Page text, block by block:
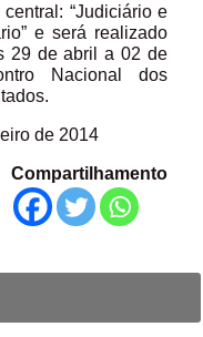
“Judiciário e
e será realizado
29 de abril a 02 de
Nacional dos
de 2014
Compartilhamento